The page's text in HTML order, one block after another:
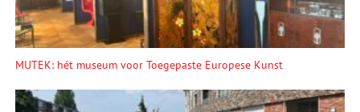
MUTEK: hét museum voor Toegepaste Europese Kunst